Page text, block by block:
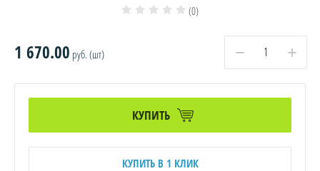
(0)
1 670.00 руб. (шт) − +
КУПИТЬ
КУПИТЬ В 1 КЛИК